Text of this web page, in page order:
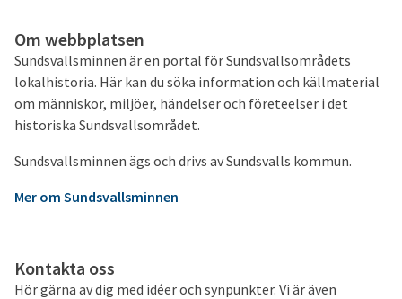
Om webbplatsen
Sundsvallsminnen är en portal för Sundsvallsområdets
lokalhistoria. Här kan du söka information och källmaterial
om människor, miljöer, händelser och företeelser i det
historiska Sundsvallsområdet.
Sundsvallsminnen ägs och drivs av Sundsvalls kommun.
Mer om Sundsvallsminnen
Kontakta oss
Hör gärna av dig med idéer och synpunkter. Vi är även